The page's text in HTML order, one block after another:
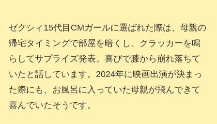
ゼクシィ15代目CMガールに選ばれた際は、母親の
帰宅タイミングで部屋を暗くし、クラッカーを鳴
らしてサプライズ発表。喜びで膝から崩れ落ちて
いたと話しています。2024年に映画出演が決まっ
た際にも、お風呂に入っていた母親が飛んできて
喜んでいたそうです。